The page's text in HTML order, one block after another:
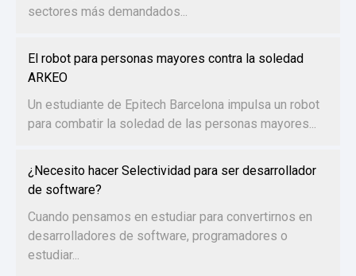
sectores más demandados...
El robot para personas mayores contra la soledad
ARKEO
Un estudiante de Epitech Barcelona impulsa un robot
para combatir la soledad de las personas mayores...
¿Necesito hacer Selectividad para ser desarrollador
de software?
Cuando pensamos en estudiar para convertirnos en
desarrolladores de software, programadores o
estudiar...